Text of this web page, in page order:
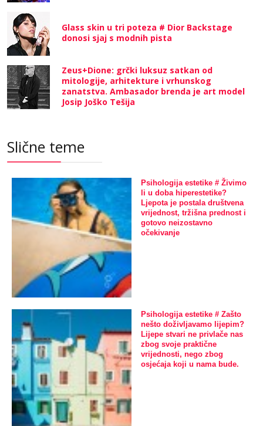
Glass skin u tri poteza # Dior Backstage
donosi sjaj s modnih pista
Zeus+Dione: grčki luksuz satkan od
mitologije, arhitekture i vrhunskog
zanatstva. Ambasador brenda je art model
Josip Joško Tešija
Slične teme
Psihologija estetike # Živimo
li u doba hiperestetike?
Ljepota je postala društvena
vrijednost, tržišna prednost i
gotovo neizostavno
očekivanje
Psihologija estetike # Zašto
nešto doživljavamo lijepim?
Lijepe stvari ne privlače nas
zbog svoje praktične
vrijednosti, nego zbog
osjećaja koji u nama bude.